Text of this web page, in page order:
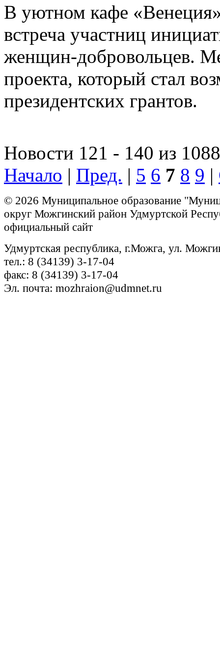
В уютном кафе «Венеция»
встреча участниц
женщин-добровольцев.
проекта, который стал
президентских грантов.
Новости 121 - 140 из
Начало | Пред. | 5 6 7 8 9 |
© 2026 Муниципальное образование
округ Можгинский район Удмуртской
официальный сайт
Удмуртская республика, г.Можга, ул.
тел.: 8 (34139) 3-17-04
факс: 8 (34139) 3-17-04
Эл. почта: mozhraion@udmnet.ru